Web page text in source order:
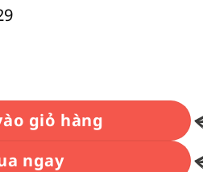
giỏ hàng
ngay